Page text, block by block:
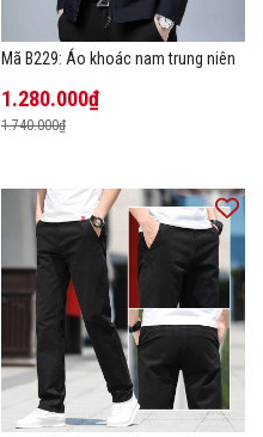
Mã B229: Áo khoác nam trung niên
1.280.000₫
1.740.000₫